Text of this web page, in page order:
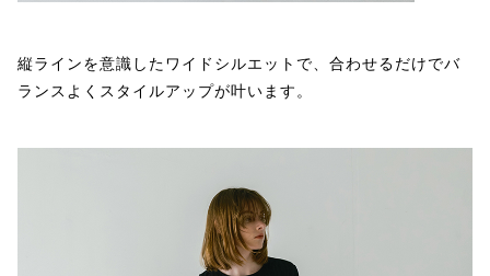
縦ラインを意識したワイドシルエットで、合わせるだけでバ
ランスよくスタイルアップが叶います。